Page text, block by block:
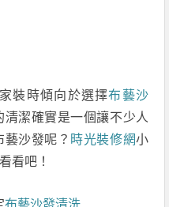
裝時傾向於選擇布藝沙
清潔確實是一個讓不少人
藝沙發呢？ 時光裝修網小
看吧！
布藝沙發清洗